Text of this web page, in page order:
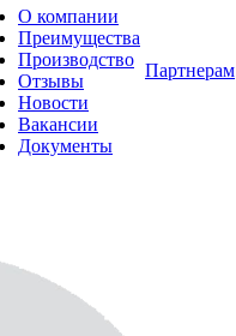
О компании
Преимущества
Производство
Отзывы
Новости
Вакансии
Документы
Партнерам